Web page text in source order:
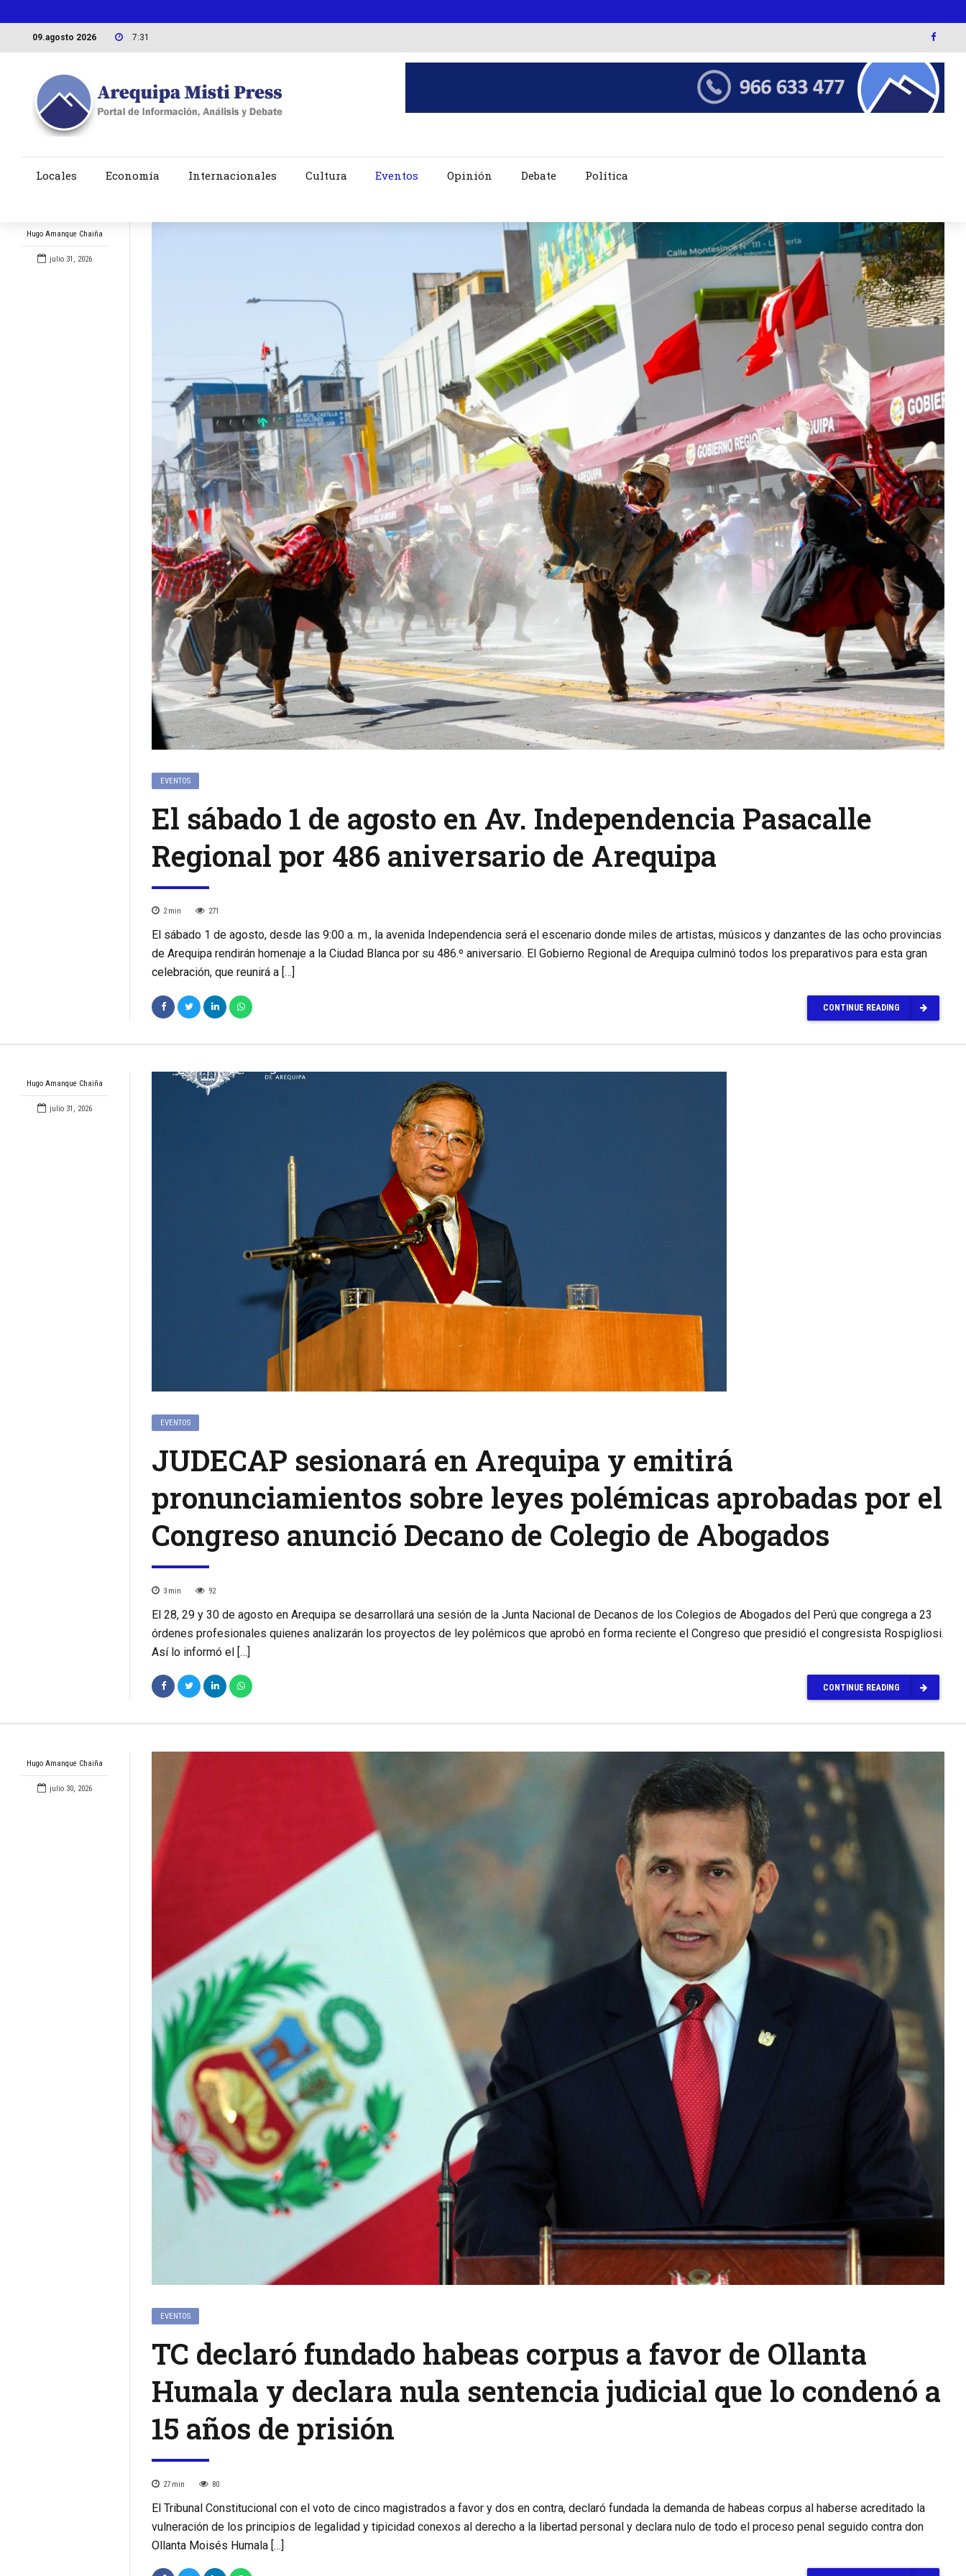
09.agosto 2026 7:31
Locales Economía Internacionales Cultura Eventos Opinión Debate Política
Hugo Amanque Chaiña
julio 31, 2026
EVENTOS
El sábado 1 de agosto en Av. Independencia Pasacalle
Regional por 486 aniversario de Arequipa
2 min 271
El sábado 1 de agosto, desde las 9:00 a. m., la avenida Independencia será el escenario donde miles de artistas, músicos y danzantes de las ocho provincias
de Arequipa rendirán homenaje a la Ciudad Blanca por su 486.º aniversario. El Gobierno Regional de Arequipa culminó todos los preparativos para esta gran
celebración, que reunirá a […]
CONTINUE READING
Hugo Amanque Chaiña
julio 31, 2026
EVENTOS
JUDECAP sesionará en Arequipa y emitirá
pronunciamientos sobre leyes polémicas aprobadas por el
Congreso anunció Decano de Colegio de Abogados
3 min 92
El 28, 29 y 30 de agosto en Arequipa se desarrollará una sesión de la Junta Nacional de Decanos de los Colegios de Abogados del Perú que congrega a 23
órdenes profesionales quienes analizarán los proyectos de ley polémicos que aprobó en forma reciente el Congreso que presidió el congresista Rospigliosi.
Así lo informó el […]
CONTINUE READING
Hugo Amanque Chaiña
julio 30, 2026
EVENTOS
TC declaró fundado habeas corpus a favor de Ollanta
Humala y declara nula sentencia judicial que lo condenó a
15 años de prisión
27 min 80
El Tribunal Constitucional con el voto de cinco magistrados a favor y dos en contra, declaró fundada la demanda de habeas corpus al haberse acreditado la
vulneración de los principios de legalidad y tipicidad conexos al derecho a la libertad personal y declara nulo de todo el proceso penal seguido contra don
Ollanta Moisés Humala […]